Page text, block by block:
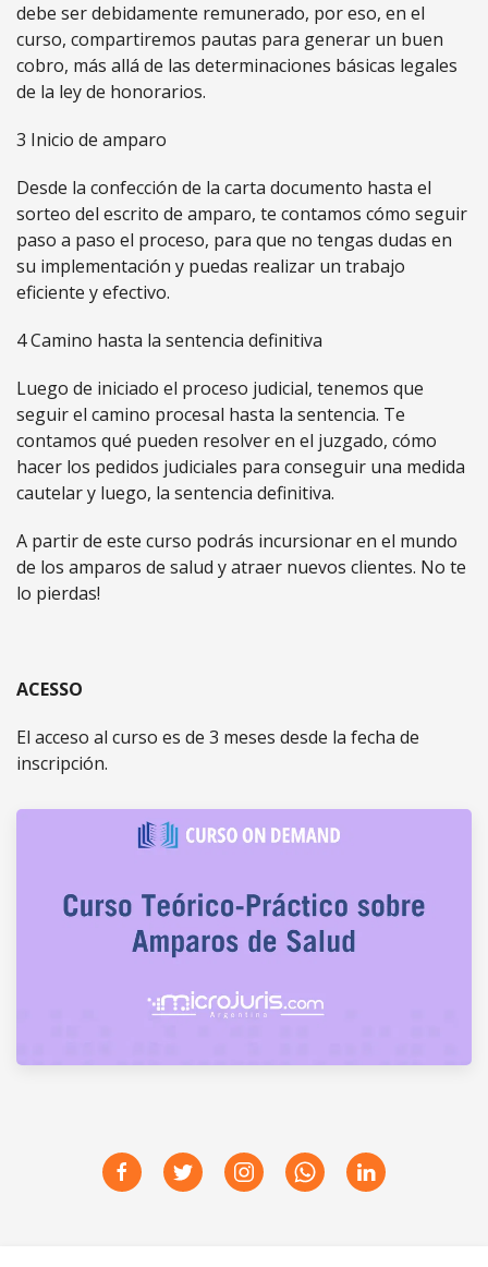
debe ser debidamente remunerado, por eso, en el
curso, compartiremos pautas para generar un buen
cobro, más allá de las determinaciones básicas legales
de la ley de honorarios.
3 Inicio de amparo
Desde la confección de la carta documento hasta el
sorteo del escrito de amparo, te contamos cómo seguir
paso a paso el proceso, para que no tengas dudas en
su implementación y puedas realizar un trabajo
eficiente y efectivo.
4 Camino hasta la sentencia definitiva
Luego de iniciado el proceso judicial, tenemos que
seguir el camino procesal hasta la sentencia. Te
contamos qué pueden resolver en el juzgado, cómo
hacer los pedidos judiciales para conseguir una medida
cautelar y luego, la sentencia definitiva.
A partir de este curso podrás incursionar en el mundo
de los amparos de salud y atraer nuevos clientes. No te
lo pierdas!
ACESSO
El acceso al curso es de 3 meses desde la fecha de
inscripción.